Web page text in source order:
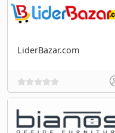
LiderBazar.com